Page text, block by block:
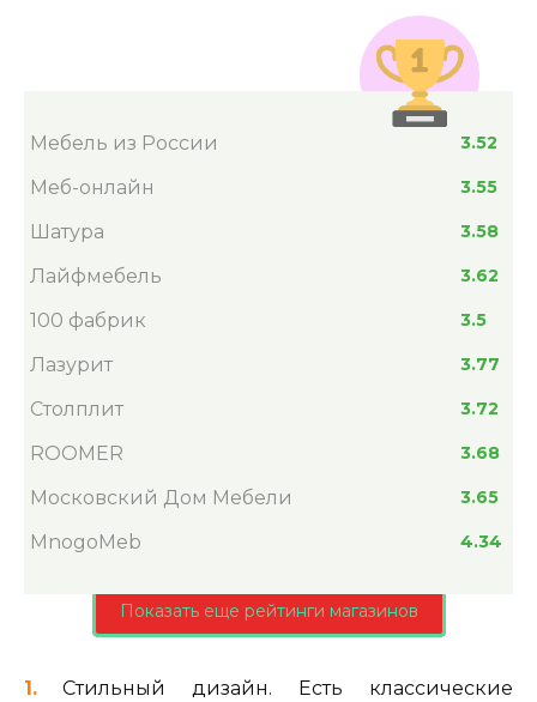
Мебель из России 3.52
Меб-онлайн 3.55
Шатура 3.58
Лайфмебель 3.62
100 фабрик 3.5
Лазурит 3.77
Столплит 3.72
ROOMER 3.68
Московский Дом Мебели 3.65
MnogoMeb 4.34
Показать еще рейтинги магазинов
Стильный дизайн. Есть классические